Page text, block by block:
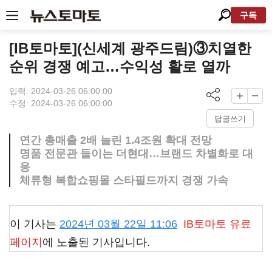
구독
[IB토마토](신세계 광주드림)③치열한
순위 경쟁 예고…수익성 활로 열까
입력: 2024-03-26 06:00:00
수정: 2024-03-26 06:00:00
답글쓰기
연간 총매출 2배 늘린 1.4조원 확대 전망
명품 전문관 들이는 더현대…브랜드 차별화로 대
응
체류형 복합쇼핑몰 스타필드까지 경쟁 가속
이 기사는 2024년 03월 22일 11:06 IB토마토 유료
페이지 에 노출된 기사입니다.